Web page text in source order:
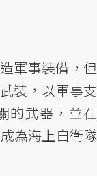
軍事裝備，但
裝，以軍事支
的武器，並在
為海上自衛隊